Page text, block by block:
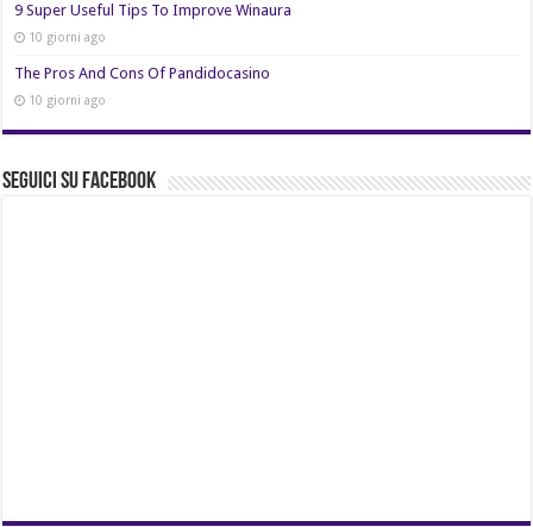
9 Super Useful Tips To Improve Winaura
10 giorni ago
The Pros And Cons Of Pandidocasino
10 giorni ago
Seguici su Facebook